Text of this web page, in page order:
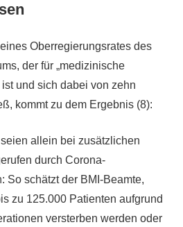
Oberregierungsrates des
der für „medizinische
und sich dabei von zehn
kommt zu dem Ergebnis (8):
allein bei zusätzlichen
durch Corona-
So schätzt der BMI-Beamte,
zu 125.000 Patienten aufgrund
versterben werden oder